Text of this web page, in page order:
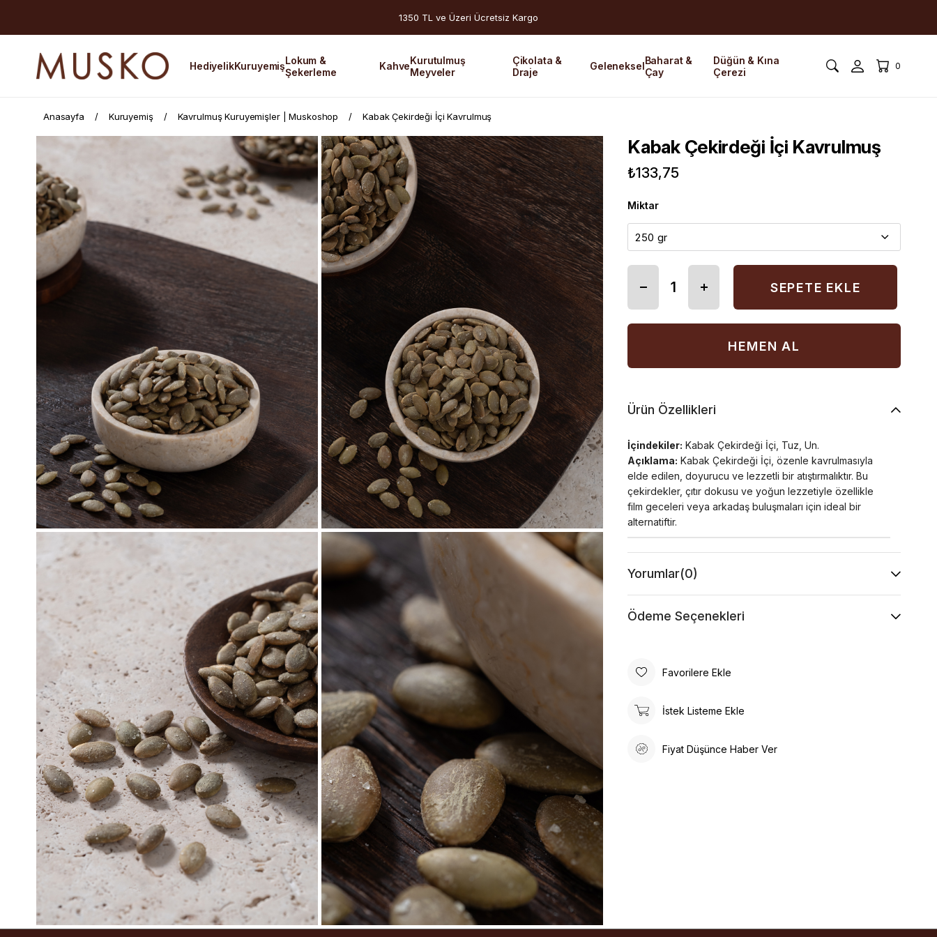
1350 TL ve Üzeri Ücretsiz Kargo
HediyelikKuruyemişLokum &
Şekerleme
KahveKurutulmuş
Meyveler
Çikolata &
Draje
GelenekselBaharat &
Çay
Düğün & Kına
Çerezi
0
Anasayfa Kuruyemiş Kavrulmuş Kuruyemişler | Muskoshop Kabak Çekirdeği İçi Kavrulmuş
Kabak Çekirdeği İçi Kavrulmuş
₺133,75
Miktar
Ürün Özellikleri
İçindekiler: Kabak Çekirdeği İçi, Tuz, Un.
Açıklama: Kabak Çekirdeği İçi, özenle kavrulmasıyla
elde edilen, doyurucu ve lezzetli bir atıştırmalıktır. Bu
çekirdekler, çıtır dokusu ve yoğun lezzetiyle özellikle
film geceleri veya arkadaş buluşmaları için ideal bir
alternatiftir.
Yorumlar(0)
Ödeme Seçenekleri
Favorilere Ekle
İstek Listeme Ekle
Fiyat Düşünce Haber Ver